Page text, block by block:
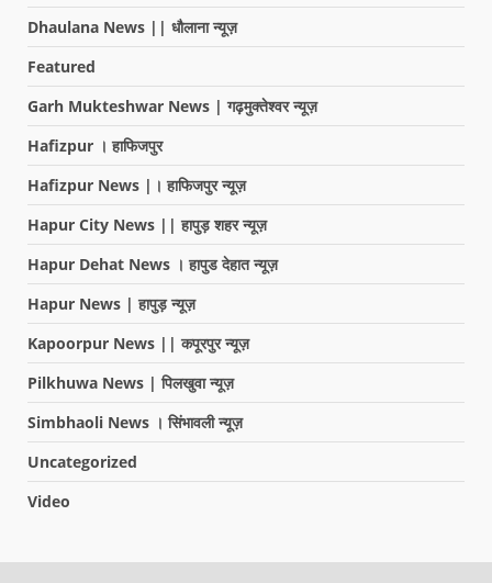
Dhaulana News || धौलाना न्यूज़
Featured
Garh Mukteshwar News | गढ़मुक्तेश्वर न्यूज़
Hafizpur । हाफिजपुर
Hafizpur News |। हाफिजपुर न्यूज़
Hapur City News || हापुड़ शहर न्यूज़
Hapur Dehat News । हापुड देहात न्यूज़
Hapur News | हापुड़ न्यूज़
Kapoorpur News || कपूरपुर न्यूज़
Pilkhuwa News | पिलखुवा न्यूज़
Simbhaoli News । सिंभावली न्यूज़
Uncategorized
Video